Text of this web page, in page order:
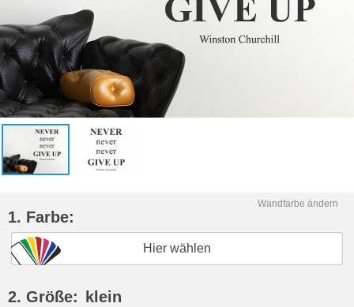
Wandfarbe ändern
1. Farbe:
Hier wählen
2. Größe: klein